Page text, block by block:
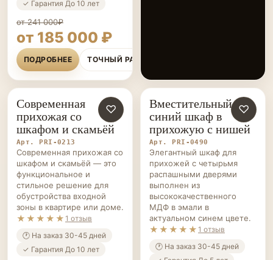
✓ Гарантия До 10 лет
от 241 000₽
от 185 000 ₽
ПОДРОБНЕЕ ТОЧНЫЙ РАСЧЁТ
ПРИХОЖИЕ НА ЗАКАЗ
♡
Современная
прихожая со
шкафом и скамьёй
Арт. PRI-0213
Современная прихожая со
шкафом и скамьёй — это
функциональное и
стильное решение для
обустройства входной
зоны в квартире или доме.
★★★★★ 1 отзыв
🕐 На заказ 30-45 дней
✓ Гарантия До 10 лет
ПРИХОЖИЕ НА ЗАКАЗ
♡
Вместительный
синий шкаф в
прихожую с нишей
Арт. PRI-0490
Элегантный шкаф для
прихожей с четырьмя
распашными дверями
выполнен из
высококачественного
МДФ в эмали в
актуальном синем цвете.
★★★★★ 1 отзыв
🕐 На заказ 30-45 дней